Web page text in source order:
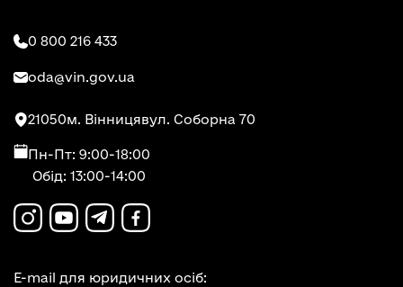
0 800 216 433
oda@vin.gov.ua
21050м. Вінницявул. Соборна 70
Пн-Пт: 9:00-18:00
Обід: 13:00-14:00
E-mail для юридичних осіб: